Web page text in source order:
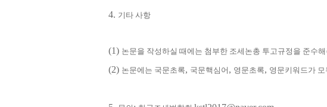
4. 기타 사항
(1) 논문을 작성하실 때에는 첨부한 조세논총 투고규정을 준수
(2) 논문에는 국문초록, 국문핵심어 , 영문초록, 영문키워드가